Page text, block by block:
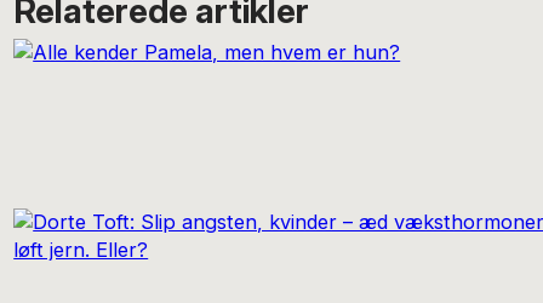
Relaterede artikler